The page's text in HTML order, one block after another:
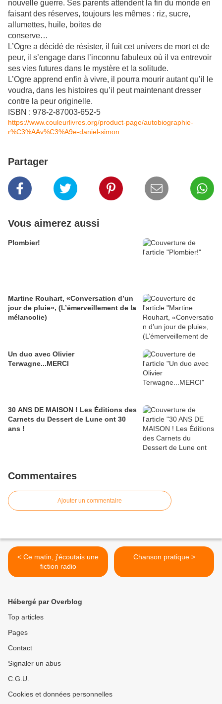
nouvelle guerre. Ses parents attendent la fin du monde en
faisant des réserves, toujours les mêmes : riz, sucre,
allumettes, huile, boites de
conserve…
L’Ogre a décidé de résister, il fuit cet univers de mort et de
peur, il s’engage dans l’inconnu fabuleux où il va entrevoir
ses vies futures dans le mystère et la solitude.
L’Ogre apprend enfin à vivre, il pourra mourir autant qu’il le
voudra, dans les histoires qu’il peut maintenant dresser
contre la peur originelle.
ISBN : 978-2-87003-652-5
https://www.couleurlivres.org/product-page/autobiographie-
r%C3%AAv%C3%A9e-daniel-simon
Partager
Vous aimerez aussi
Plombier!
Martine Rouhart, «Conversation d’un
jour de pluie», (L’émerveillement de la
mélancolie)
Un duo avec Olivier
Terwagne...MERCI
30 ANS DE MAISON ! Les Éditions des
Carnets du Dessert de Lune ont 30
ans !
Commentaires
Ajouter un commentaire
< Ce matin, j'écoutais une
fiction radio
Chanson pratique >
Hébergé par Overblog
Top articles
Pages
Contact
Signaler un abus
C.G.U.
Cookies et données personnelles